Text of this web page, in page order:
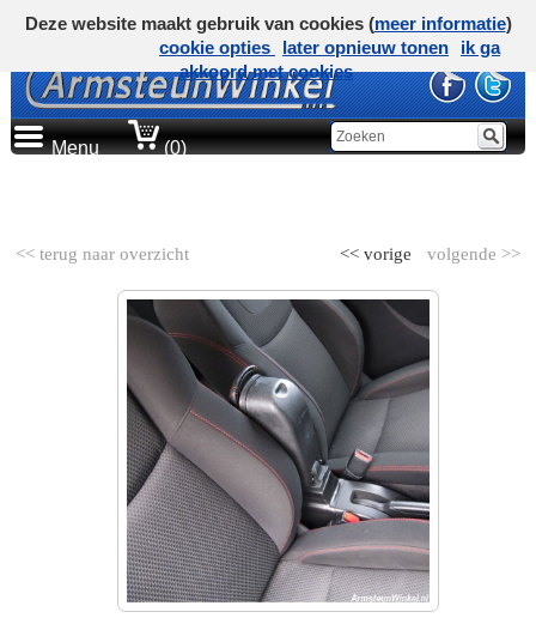
Menu (0)
<< terug naar overzicht volgende >>
<< vorige
Deze website maakt gebruik van cookies (meer informatie)
cookie opties
later opnieuw tonen
ik ga
akkoord met cookies